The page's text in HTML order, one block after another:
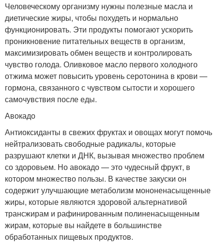
Человеческому организму нужны полезные масла и
диетические жиры, чтобы похудеть и нормально
функционировать. Эти продукты помогают ускорить
проникновение питательных веществ в организм,
максимизировать обмен веществ и контролировать
чувство голода. Оливковое масло первого холодного
отжима может повысить уровень серотонина в крови —
гормона, связанного с чувством сытости и хорошего
самочувствия после еды.
Авокадо
Антиоксиданты в свежих фруктах и овощах могут помочь
нейтрализовать свободные радикалы, которые
разрушают клетки и ДНК, вызывая множество проблем
со здоровьем. Но авокадо — это чудесный фрукт, в
котором множество пользы. В качестве закуски он
содержит улучшающие метаболизм мононенасыщенные
жиры, которые являются здоровой альтернативой
трансжирам и рафинированным полиненасыщенным
жирам, которые вы найдете в большинстве
обработанных пищевых продуктов.